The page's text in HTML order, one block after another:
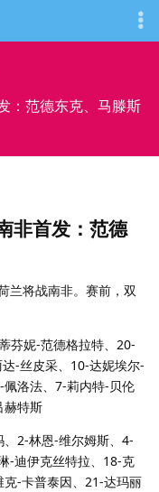
：范德东克、马滕斯
非首发：范德
兰将战南非。赛前，双
芬妮-范德格拉特、20-
-丝皮采、10-达妮埃尔-
洛法、7-莉内特-贝伦
赫特斯
2-林恩-维尔姆斯、4-
-迪伊克丝特拉、18-克
-卡普泰因、21-达玛丽